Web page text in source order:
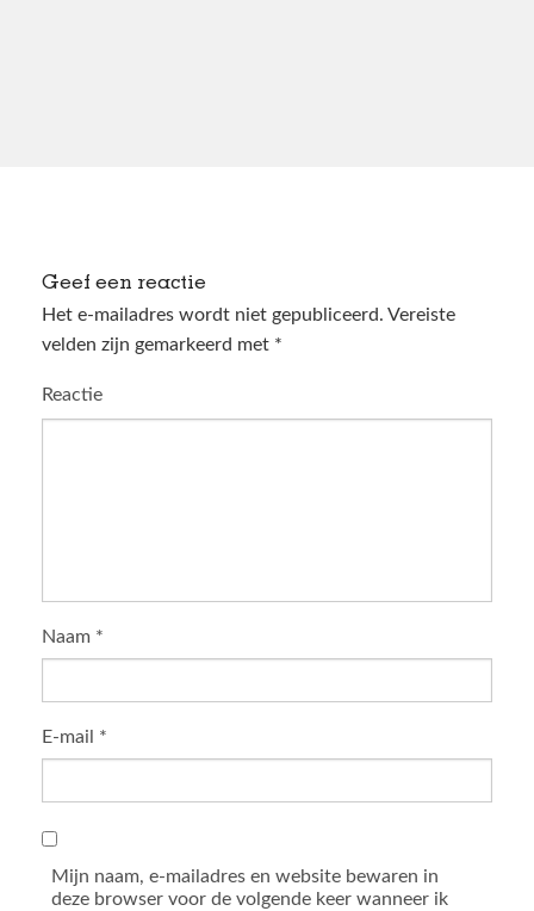
Geef een reactie
Het e-mailadres wordt niet gepubliceerd. Vereiste
velden zijn gemarkeerd met *
Reactie
Naam *
E-mail *
Mijn naam, e-mailadres en website bewaren in
deze browser voor de volgende keer wanneer ik